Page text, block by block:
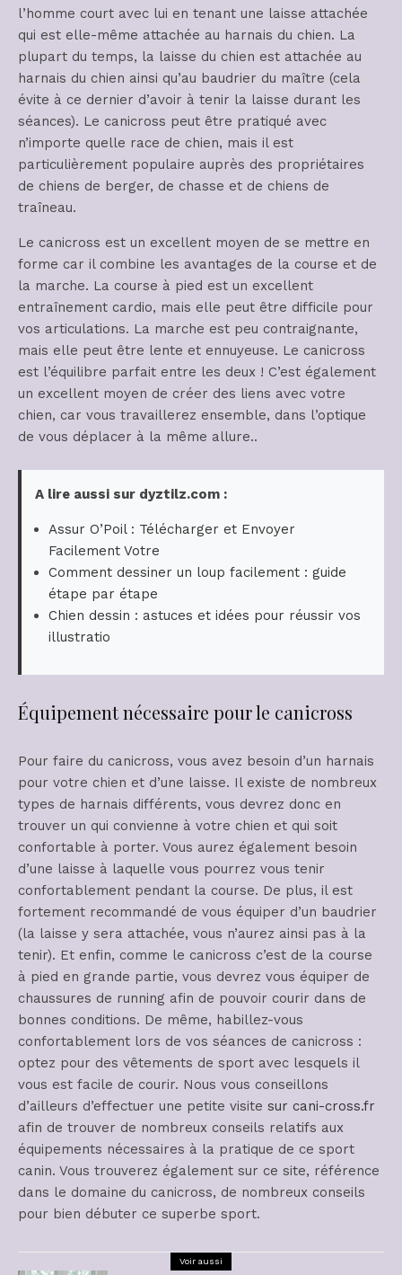
l’homme court avec lui en tenant une laisse attachée
qui est elle-même attachée au harnais du chien. La
plupart du temps, la laisse du chien est attachée au
harnais du chien ainsi qu’au baudrier du maître (cela
évite à ce dernier d’avoir à tenir la laisse durant les
séances). Le canicross peut être pratiqué avec
n’importe quelle race de chien, mais il est
particulièrement populaire auprès des propriétaires
de chiens de berger, de chasse et de chiens de
traîneau.
Le canicross est un excellent moyen de se mettre en
forme car il combine les avantages de la course et de
la marche. La course à pied est un excellent
entraînement cardio, mais elle peut être difficile pour
vos articulations. La marche est peu contraignante,
mais elle peut être lente et ennuyeuse. Le canicross
est l’équilibre parfait entre les deux ! C’est également
un excellent moyen de créer des liens avec votre
chien, car vous travaillerez ensemble, dans l’optique
de vous déplacer à la même allure..
A lire aussi sur dyztilz.com :
Assur O’Poil : Télécharger et Envoyer
Facilement Votre
Comment dessiner un loup facilement : guide
étape par étape
Chien dessin : astuces et idées pour réussir vos
illustratio
Équipement nécessaire pour le canicross
Pour faire du canicross, vous avez besoin d’un harnais
pour votre chien et d’une laisse. Il existe de nombreux
types de harnais différents, vous devrez donc en
trouver un qui convienne à votre chien et qui soit
confortable à porter. Vous aurez également besoin
d’une laisse à laquelle vous pourrez vous tenir
confortablement pendant la course. De plus, il est
fortement recommandé de vous équiper d’un baudrier
(la laisse y sera attachée, vous n’aurez ainsi pas à la
tenir). Et enfin, comme le canicross c’est de la course
à pied en grande partie, vous devrez vous équiper de
chaussures de running afin de pouvoir courir dans de
bonnes conditions. De même, habillez-vous
confortablement lors de vos séances de canicross :
optez pour des vêtements de sport avec lesquels il
vous est facile de courir. Nous vous conseillons
d’ailleurs d’effectuer une petite visite sur cani-cross.fr
afin de trouver de nombreux conseils relatifs aux
équipements nécessaires à la pratique de ce sport
canin. Vous trouverez également sur ce site, référence
dans le domaine du canicross, de nombreux conseils
pour bien débuter ce superbe sport.
Voir aussi